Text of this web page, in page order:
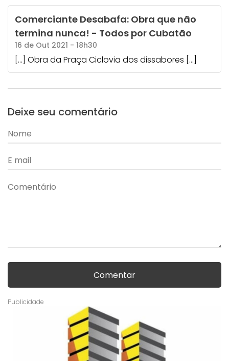
Comerciante Desabafa: Obra que não
termina nunca! - Todos por Cubatão
16 de Out 2021 - 18h30
[…] Obra da Praça Ciclovia dos dissabores […]
Deixe seu comentário
Comentar